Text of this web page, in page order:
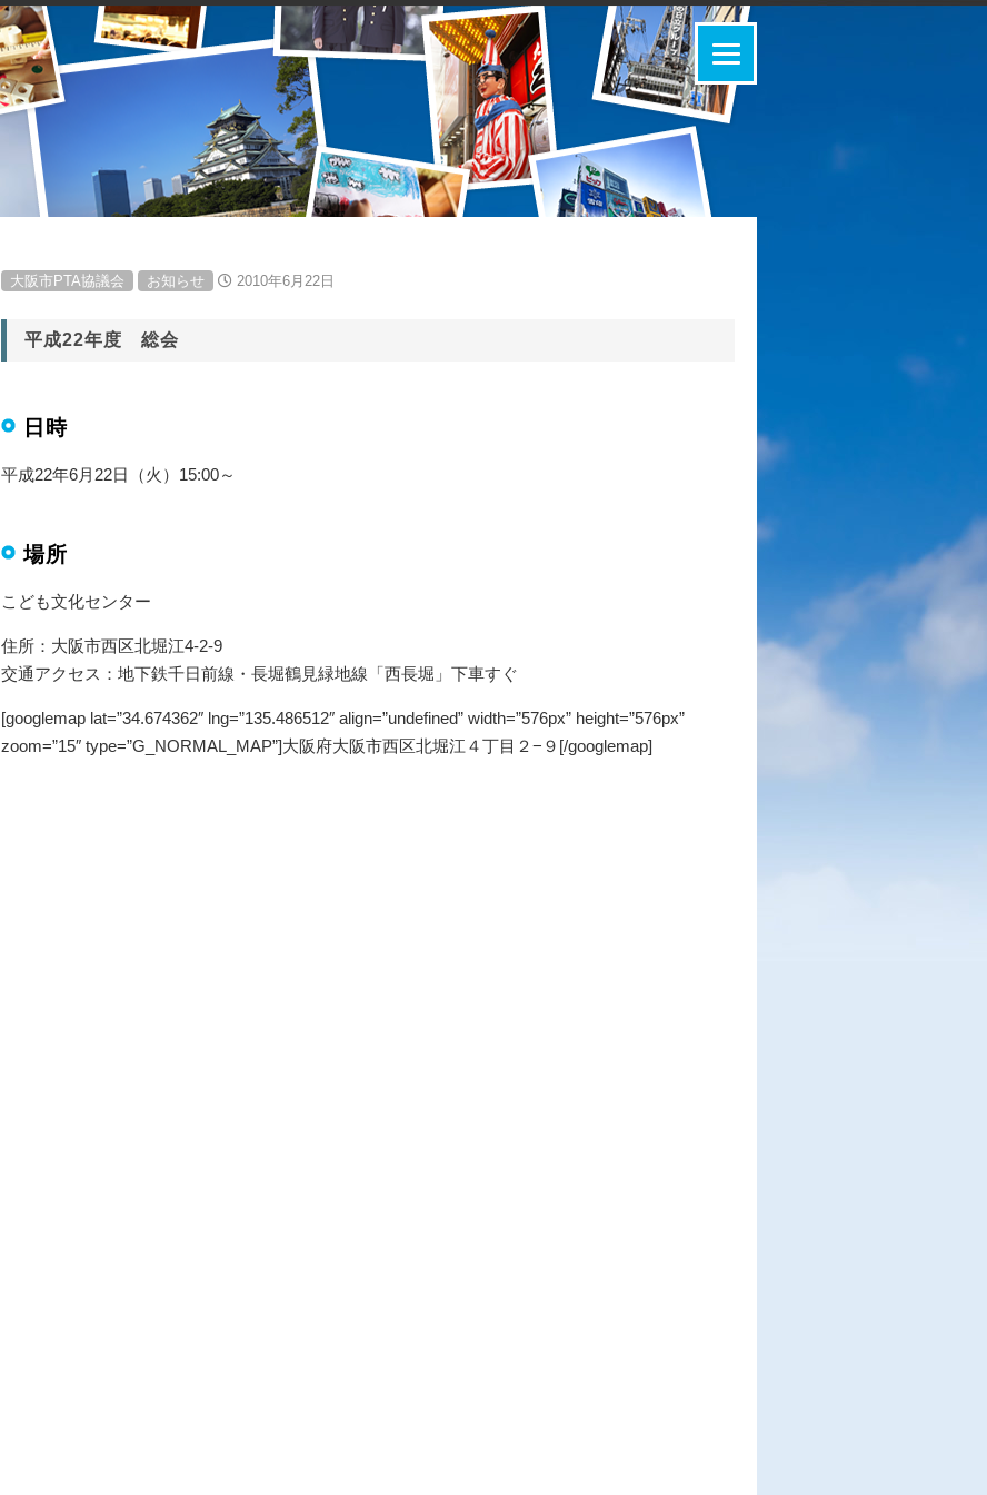
大阪市PTA協議会 お知らせ 2010年6月22日
平成22年度 総会
日時
平成22年6月22日（火）15:00～
場所
こども文化センター
住所：大阪市西区北堀江4-2-9
交通アクセス：地下鉄千日前線・長堀鶴見緑地線「西長堀」下車すぐ
[googlemap lat=”34.674362″ lng=”135.486512″ align=”undefined” width=”576px” height=”576px”
zoom=”15″ type=”G_NORMAL_MAP”]大阪府大阪市西区北堀江４丁目２−９[/googlemap]